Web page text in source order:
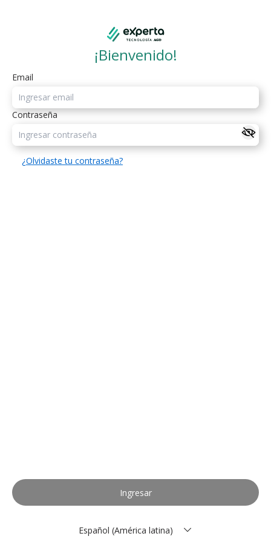
¡Bienvenido!
Email
Contraseña
¿Olvidaste tu contraseña?
Ingresar
Español (América latina)